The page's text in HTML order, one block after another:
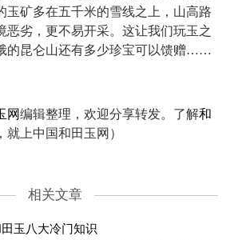
玉矿多在五千米的雪线之上，山高路
恶劣，更不易开采。这让我们玩玉之
的昆仑山还有多少珍宝可以馈赠……
网编辑整理，欢迎分享转发。了解和
，就上中国和田玉网）
相关文章
玉八大冷门知识